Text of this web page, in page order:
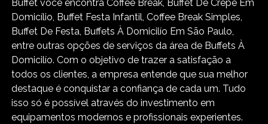
Buffet você encontra Coffee Break, Buffet De Crepe Em
Domicílio, Buffet Festa Infantil, Coffee Break Simples,
Buffet De Festa, Buffets À Domicilío Em São Paulo,
entre outras opções de serviços da área de Buffets À
Domicilío. Com o objetivo de trazer a satisfação a
todos os clientes, a empresa entende que sua melhor
destaque é conquistar a confiança de cada um. Tudo
isso só é possível através do investimento em
equipamentos modernos e profissionais experientes.